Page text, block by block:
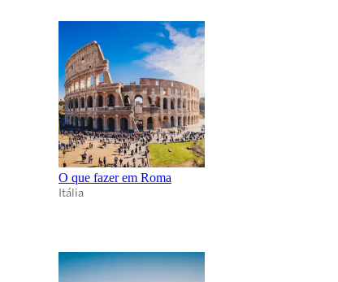
O que fazer em Roma
Itália